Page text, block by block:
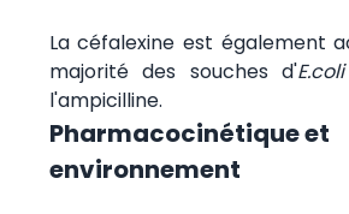
La céfalexine est également
majorité des souches d'E.coli
l'ampicilline.
Pharmacocinétique et
environnement